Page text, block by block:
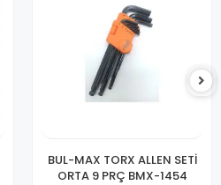
BUL-MAX TORX ALLEN SETİ
ORTA 9 PRÇ BMX-1454